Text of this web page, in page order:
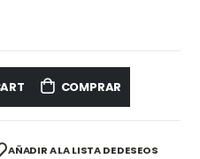
COMPRAR
AÑADIR A LA LISTA DE DESEOS